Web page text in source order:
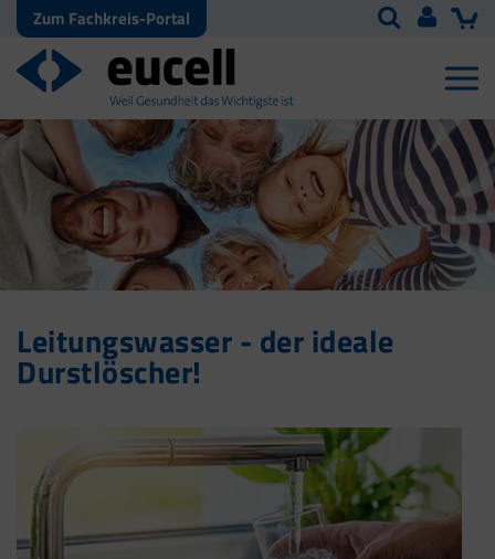
Zum Fachkreis-Portal
Leitungswasser - der ideale
Durstlöscher!